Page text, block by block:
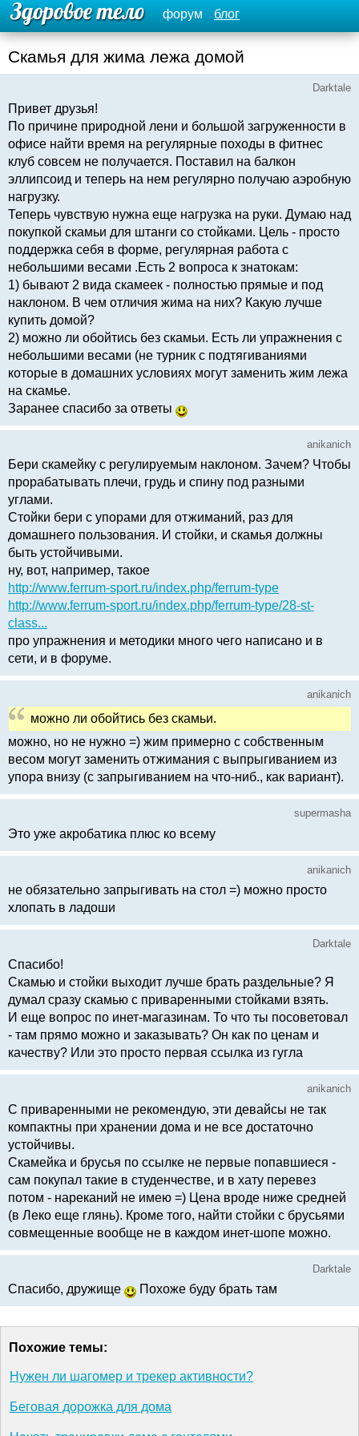
форум блог
Скамья для жима лежа домой
Darktale
Привет друзья!
По причине природной лени и большой загруженности в
офисе найти время на регулярные походы в фитнес
клуб совсем не получается. Поставил на балкон
эллипсоид и теперь на нем регулярно получаю аэробную
нагрузку.
Теперь чувствую нужна еще нагрузка на руки. Думаю над
покупкой скамьи для штанги со стойками. Цель - просто
поддержка себя в форме, регулярная работа с
небольшими весами .Есть 2 вопроса к знатокам:
1) бывают 2 вида скамеек - полностью прямые и под
наклоном. В чем отличия жима на них? Какую лучше
купить домой?
2) можно ли обойтись без скамьи. Есть ли упражнения с
небольшими весами (не турник с подтягиваниями
которые в домашних условиях могут заменить жим лежа
на скамье.
Заранее спасибо за ответы
anikanich
Бери скамейку с регулируемым наклоном. Зачем? Чтобы
прорабатывать плечи, грудь и спину под разными
углами.
Стойки бери с упорами для отжиманий, раз для
домашнего пользования. И стойки, и скамья должны
быть устойчивыми.
ну, вот, например, такое
http://www.ferrum-sport.ru/index.php/ferrum-type
http://www.ferrum-sport.ru/index.php/ferrum-type/28-st-
class...
про упражнения и методики много чего написано и в
сети, и в форуме.
anikanich
можно ли обойтись без скамьи.
можно, но не нужно =) жим примерно с собственным
весом могут заменить отжимания с выпрыгиванием из
упора внизу (с запрыгиванием на что-ниб., как вариант).
supermasha
Это уже акробатика плюс ко всему
anikanich
не обязательно запрыгивать на стол =) можно просто
хлопать в ладоши
Darktale
Спасибо!
Скамью и стойки выходит лучше брать раздельные? Я
думал сразу скамью с приваренными стойками взять.
И еще вопрос по инет-магазинам. То что ты посоветовал
- там прямо можно и заказывать? Он как по ценам и
качеству? Или это просто первая ссылка из гугла
anikanich
С приваренными не рекомендую, эти девайсы не так
компактны при хранении дома и не все достаточно
устойчивы.
Скамейка и брусья по ссылке не первые попавшиеся -
сам покупал такие в студенчестве, и в хату перевез
потом - нареканий не имею =) Цена вроде ниже средней
(в Леко еще глянь). Кроме того, найти стойки с брусьями
совмещенные вообще не в каждом инет-шопе можно.
Darktale
Спасибо, дружище Похоже буду брать там
Похожие темы:
Нужен ли шагомер и трекер активности?
Беговая дорожка для дома